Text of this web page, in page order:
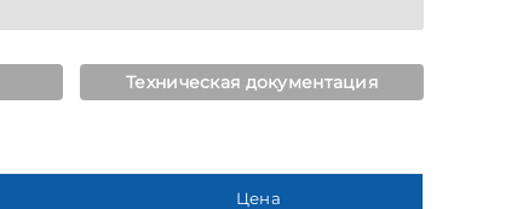
Техническая документация
Цена